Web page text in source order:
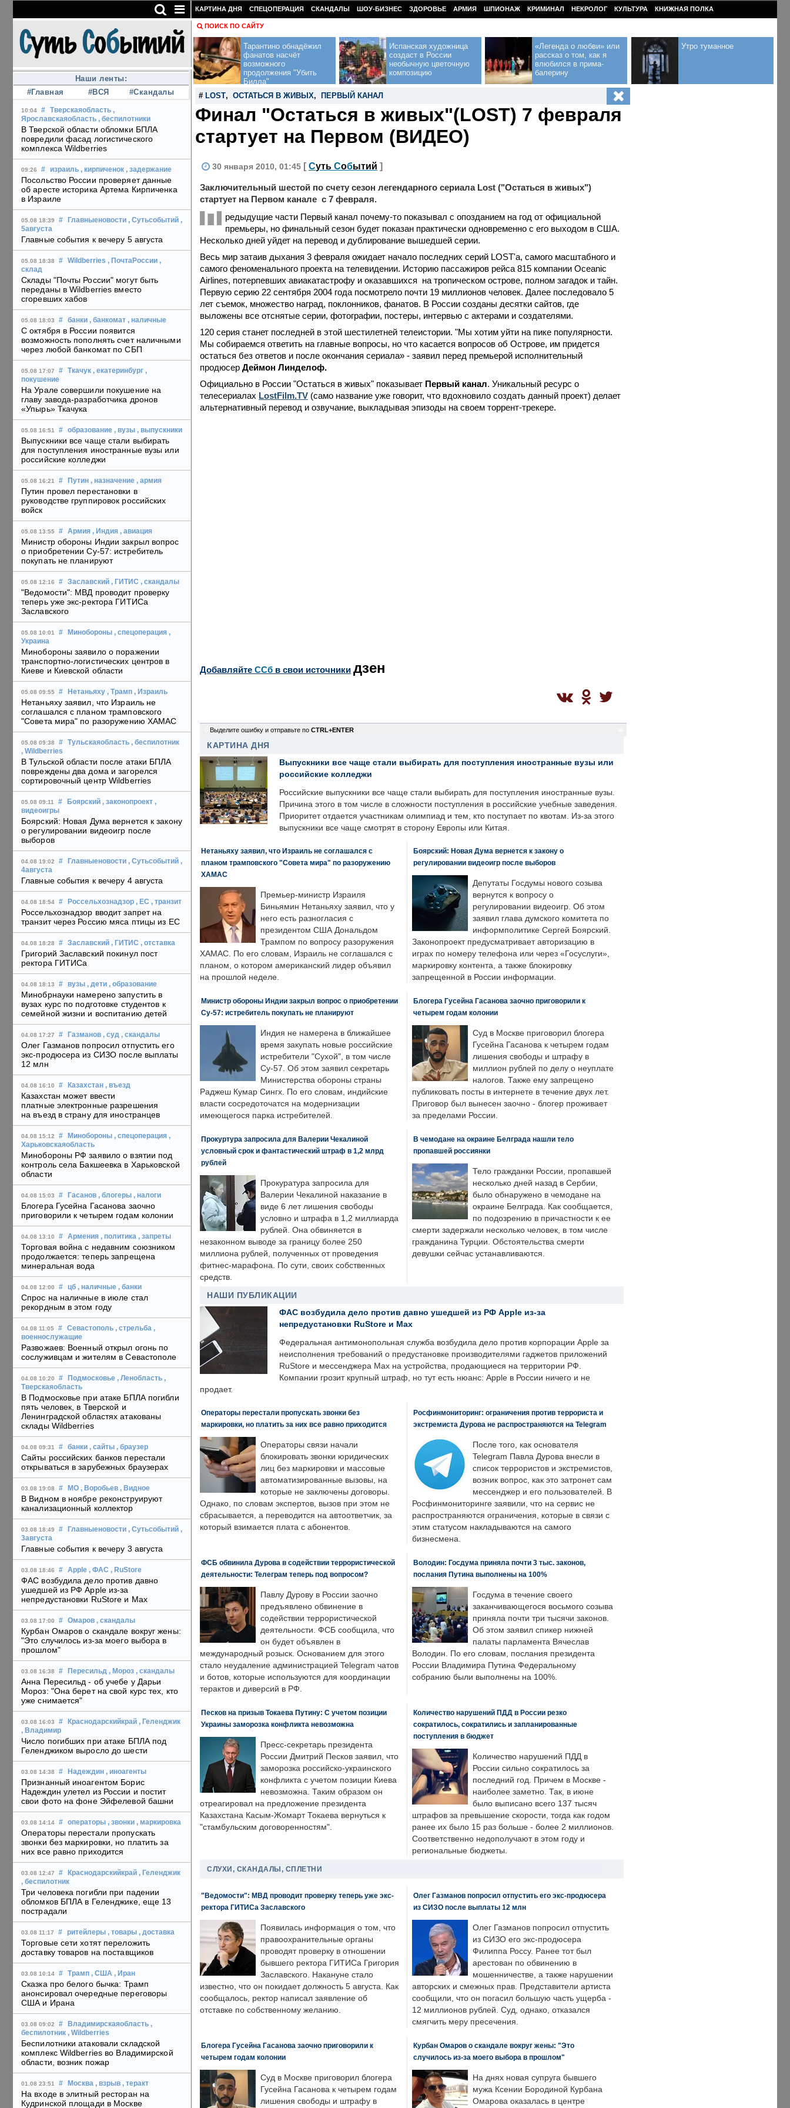
Наши ленты:
#Главная
#ВСЯ #Скандалы
10:04 # Тверскаяобласть ,
Ярославскаяобласть , беспилотники
В Тверской области обломки БПЛА
повредили фасад логистического
комплекса Wildberries
09:26 # израиль , кирпиченок , задержание
Посольство России проверяет данные
об аресте историка Артема Кирпиченка
в Израиле
05.08 18:39 # Главныеновости , Сутьсобытий ,
5августа
Главные события к вечеру 5 августа
05.08 18:38 # Wildberries , ПочтаРоссии ,
склад
Склады "Почты России" могут быть
переданы в Wildberries вместо
сгоревших хабов
05.08 18:03 # банки , банкомат , наличные
С октября в России появится
возможность пополнять счет наличными
через любой банкомат по СБП
05.08 17:07 # Ткачук , екатеринбург ,
покушение
На Урале совершили покушение на
главу завода-разработчика дронов
«Упырь» Ткачука
05.08 16:51 # образование , вузы , выпускники
Выпускники все чаще стали выбирать
для поступления иностранные вузы или
российские колледжи
05.08 16:21 # Путин , назначение , армия
Путин провел перестановки в
руководстве группировок российских
войск
05.08 13:55 # Армия , Индия , авиация
Министр обороны Индии закрыл вопрос
о приобретении Су-57: истребитель
покупать не планируют
05.08 12:16 # Заславский , ГИТИС , скандалы
"Ведомости": МВД проводит проверку
теперь уже экс-ректора ГИТИСа
Заславского
05.08 10:01 # Минобороны , спецоперация ,
Украина
Минобороны заявило о поражении
транспортно-логистических центров в
Киеве и Киевской области
05.08 09:55 # Нетаньяху , Трамп , Израиль
Нетаньяху заявил, что Израиль не
соглашался с планом трамповского
"Совета мира" по разоружению ХАМАС
05.08 09:38 # Тульскаяобласть , беспилотник
, Wildberries
В Тульской области после атаки БПЛА
повреждены два дома и загорелся
сортировочный центр Wildberries
05.08 09:11 # Боярский , законопроект ,
видеоигры
Боярский: Новая Дума вернется к закону
о регулировании видеоигр после
выборов
04.08 19:02 # Главныеновости , Сутьсобытий ,
4августа
Главные события к вечеру 4 августа
04.08 18:54 # Россельхознадзор , ЕС , транзит
Россельхознадзор вводит запрет на
транзит через Россию мяса птицы из ЕС
04.08 18:28 # Заславский , ГИТИС , отставка
Григорий Заславский покинул пост
ректора ГИТИСа
04.08 18:13 # вузы , дети , образование
Минобрнауки намерено запустить в
вузах курс по подготовке студентов к
семейной жизни и воспитанию детей
04.08 17:27 # Газманов , суд , скандалы
Олег Газманов попросил отпустить его
экс-продюсера из СИЗО после выплаты
12 млн
04.08 16:10 # Казахстан , въезд
Казахстан может ввести
платные электронные разрешения
на въезд в страну для иностранцев
04.08 15:12 # Минобороны , спецоперация ,
Харьковскаяобласть
Минобороны РФ заявило о взятии под
контроль села Бакшеевка в Харьковской
области
04.08 15:03 # Гасанов , блогеры , налоги
Блогера Гусейна Гасанова заочно
приговорили к четырем годам колонии
04.08 13:10 # Армения , политика , запреты
Торговая война с недавним союзником
продолжается: теперь запрещена
минеральная вода
04.08 12:00 # цб , наличные , банки
Спрос на наличные в июле стал
рекордным в этом году
04.08 11:05 # Севастополь , стрельба ,
военнослужащие
Развожаев: Военный открыл огонь по
сослуживцам и жителям в Севастополе
04.08 10:20 # Подмосковье , Ленобласть ,
Тверскаяобласть
В Подмосковье при атаке БПЛА погибли
пять человек, в Тверской и
Ленинградской областях атакованы
склады Wildberries
04.08 09:31 # банки , сайты , браузер
Сайты российских банков перестали
открываться в зарубежных браузерах
03.08 19:08 # МО , Воробьев , Видное
В Видном в ноябре реконструируют
канализационный коллектор
03.08 18:49 # Главныеновости , Сутьсобытий ,
3августа
Главные события к вечеру 3 августа
03.08 18:46 # Apple , ФАС , RuStore
ФАС возбудила дело против давно
ушедшей из РФ Apple из-за
непредустановки RuStore и Max
03.08 17:00 # Омаров , скандалы
Курбан Омаров о скандале вокруг жены:
"Это случилось из-за моего выбора в
прошлом"
03.08 16:38 # Пересильд , Мороз , скандалы
Анна Пересильд - об учебе у Дарьи
Мороз: "Она берет на свой курс тех, кто
уже снимается"
03.08 16:03 # Краснодарскийкрай , Геленджик
, Владимир
Число погибших при атаке БПЛА под
Геленджиком выросло до шести
03.08 14:38 # Надеждин , иноагенты
Признанный иноагентом Борис
Надеждин улетел из России и постит
свои фото на фоне Эйфелевой башни
03.08 14:14 # операторы , звонки , маркировка
Операторы перестали пропускать
звонки без маркировки, но платить за
них все равно приходится
03.08 12:47 # Краснодарскийкрай , Геленджик
, беспилотник
Три человека погибли при падении
обломков БПЛА в Геленджике, еще 13
пострадали
03.08 11:17 # ритейлеры , товары , доставка
Торговые сети хотят переложить
доставку товаров на поставщиков
03.08 10:14 # Трамп , США , Иран
Сказка про белого бычка: Трамп
анонсировал очередные переговоры
США и Ирана
03.08 09:02 # Владимирскаяобласть ,
беспилотник , Wildberries
Беспилотники атаковали складской
комплекс Wildberries во Владимирской
области, возник пожар
01.08 23:51 # Москва , взрыв , теракт
На входе в элитный ресторан на
Кудринской площади в Москве
КАРТИНА ДНЯ СПЕЦОПЕРАЦИЯ СКАНДАЛЫ ШОУ-БИЗНЕС ЗДОРОВЬЕ АРМИЯ ШПИОНАЖ КРИМИНАЛ НЕКРОЛОГ КУЛЬТУРА КНИЖНАЯ ПОЛКА
ПОИСК ПО САЙТУ
Тарантино обнадёжил
фанатов насчёт
возможного
продолжения "Убить
Билла"
Испанская художница
создаст в России
необычную цветочную
композицию
«Легенда о любви» или
рассказ о том, как я
влюбился в прима-
балерину
Утро туманное
# LOST, ОСТАТЬСЯ В ЖИВЫХ, ПЕРВЫЙ КАНАЛ
Финал "Остаться в живых"(LOST) 7 февраля
стартует на Первом (ВИДЕО)
30 января 2010, 01:45 [ Суть Событий ]
Заключительный шестой по счету сезон легендарного сериала Lost ("Остаться в живых")
стартует на Первом канале с 7 февраля.
П
редыдущие части Первый канал почему-то показывал с опозданием на год от официальной
премьеры, но финальный сезон будет показан практически одновременно с его выходом в США.
Несколько дней уйдет на перевод и дублирование вышедшей серии.
Весь мир затаив дыхания 3 февраля ожидает начало последних серий LOST'а, самого масштабного и
самого феноменального проекта на телевидении. Историю пассажиров рейса 815 компании Oceanic
Airlines, потерпевших авиакатастрофу и оказавшихся на тропическом острове, полном загадок и тайн.
Первую серию 22 сентября 2004 года посмотрело почти 19 миллионов человек. Далее последовало 5
лет съемок, множество наград, поклонников, фанатов. В России созданы десятки сайтов, где
выложены все отснятые серии, фотографии, постеры, интервью с актерами и создателями.
120 серия станет последней в этой шестилетней телеистории. "Мы хотим уйти на пике популярности.
Мы собираемся ответить на главные вопросы, но что касается вопросов об Острове, им придется
остаться без ответов и после окончания сериала» - заявил перед премьерой исполнительный
продюсер Деймон Линделоф.
Официально в России "Остаться в живых" показывает Первый канал. Уникальный ресурс о
телесериалах LostFilm.TV (само название уже говорит, что вдохновило создать данный проект) делает
альтернативный перевод и озвучание, выкладывая эпизоды на своем торрент-трекере.
Добавляйте CСб в свои источники дзен
Выделите ошибку и отправьте по CTRL+ENTER
КАРТИНА ДНЯ
Выпускники все чаще стали выбирать для поступления иностранные вузы или
российские колледжи
Российские выпускники все чаще стали выбирать для поступления иностранные вузы.
Причина этого в том числе в сложности поступления в российские учебные заведения.
Приоритет отдается участникам олимпиад и тем, кто поступает по квотам. Из-за этого
выпускники все чаще смотрят в сторону Европы или Китая.
Нетаньяху заявил, что Израиль не соглашался с
планом трамповского "Совета мира" по разоружению
ХАМАС
Премьер-министр Израиля
Биньямин Нетаньяху заявил, что у
него есть разногласия с
президентом США Дональдом
Трампом по вопросу разоружения
ХАМАС. По его словам, Израиль не соглашался с
планом, о котором американский лидер объявил
на прошлой неделе.
Боярский: Новая Дума вернется к закону о
регулировании видеоигр после выборов
Депутаты Госдумы нового созыва
вернутся к вопросу о
регулировании видеоигр. Об этом
заявил глава думского комитета по
информполитике Сергей Боярский.
Законопроект предусматривает авторизацию в
играх по номеру телефона или через «Госуслуги»,
маркировку контента, а также блокировку
запрещенной в России информации.
Министр обороны Индии закрыл вопрос о приобретении
Су-57: истребитель покупать не планируют
Индия не намерена в ближайшее
время закупать новые российские
истребители "Сухой", в том числе
Су-57. Об этом заявил секретарь
Министерства обороны страны
Раджеш Кумар Сингх. По его словам, индийские
власти сосредоточатся на модернизации
имеющегося парка истребителей.
Блогера Гусейна Гасанова заочно приговорили к
четырем годам колонии
Суд в Москве приговорил блогера
Гусейна Гасанова к четырем годам
лишения свободы и штрафу в
миллион рублей по делу о неуплате
налогов. Также ему запрещено
публиковать посты в интернете в течение двух лет.
Приговор был вынесен заочно - блогер проживает
за пределами России.
Прокуртура запросила для Валерии Чекалиной
условный срок и фантастический штраф в 1,2 млрд
рублей
Прокуратура запросила для
Валерии Чекалиной наказание в
виде 6 лет лишения свободы
условно и штрафа в 1,2 миллиарда
рублей. Она обвиняется в
незаконном выводе за границу более 250
миллиона рублей, полученных от проведения
фитнес-марафона. По сути, своих собственных
средств.
В чемодане на окраине Белграда нашли тело
пропавшей россиянки
Тело гражданки России, пропавшей
несколько дней назад в Сербии,
было обнаружено в чемодане на
окраине Белграда. Как сообщается,
по подозрению в причастности к ее
смерти задержали несколько человек, в том числе
гражданина Турции. Обстоятельства смерти
девушки сейчас устанавливаются.
НАШИ ПУБЛИКАЦИИ
ФАС возбудила дело против давно ушедшей из РФ Apple из-за
непредустановки RuStore и Max
Федеральная антимонопольная служба возбудила дело против корпорации Apple за
неисполнения требований о предустановке производителями гаджетов приложений
RuStore и мессенджера Max на устройства, продающиеся на территории РФ.
Компании грозит крупный штраф, но тут есть нюанс: Apple в России ничего и не
продает.
Операторы перестали пропускать звонки без
маркировки, но платить за них все равно приходится
Операторы связи начали
блокировать звонки юридических
лиц без маркировки и массовые
автоматизированные вызовы, на
которые не заключены договоры.
Однако, по словам экспертов, вызов при этом не
сбрасывается, а переводится на автоответчик, за
который взимается плата с абонентов.
Росфинмониторинг: ограничения против террориста и
экстремиста Дурова не распространяются на Telegram
После того, как основателя
Telegram Павла Дурова внесли в
список террористов и экстремистов,
возник вопрос, как это затронет сам
мессенджер и его пользователей. В
Росфинмониторинге заявили, что на сервис не
распространяются ограничения, которые в связи с
этим статусом накладываются на самого
бизнесмена.
ФСБ обвинила Дурова в содействии террористической
деятельности: Телеграм теперь под вопросом?
Павлу Дурову в России заочно
предъявлено обвинение в
содействии террористической
деятельности. ФСБ сообщила, что
он будет объявлен в
международный розыск. Основанием для этого
стало неудаление администрацией Telegram чатов
и ботов, которые используются для координации
терактов и диверсий в РФ.
Володин: Госдума приняла почти 3 тыс. законов,
послания Путина выполнены на 100%
Госдума в течение своего
заканчивающегося восьмого созыва
приняла почти три тысячи законов.
Об этом заявил спикер нижней
палаты парламента Вячеслав
Володин. По его словам, послания президента
России Владимира Путина Федеральному
собранию были выполнены на 100%.
Песков на призыв Токаева Путину: С учетом позиции
Украины заморозка конфликта невозможна
Пресс-секретарь президента
России Дмитрий Песков заявил, что
заморозка российско-украинского
конфликта с учетом позиции Киева
невозможна. Таким образом он
отреагировал на предложение президента
Казахстана Касым-Жомарт Токаева вернуться к
"стамбульским договоренностям".
Количество нарушений ПДД в России резко
сократилось, сократились и запланированные
поступления в бюджет
Количество нарушений ПДД в
России сильно сократилось за
последний год. Причем в Москве -
наиболее заметно. Так, в июне
было выписано всего 137 тысяч
штрафов за превышение скорости, тогда как годом
ранее их было 15 раз больше - более 2 миллионов.
Соответственно недополучают в этом году и
региональные бюджеты.
СЛУХИ, СКАНДАЛЫ, СПЛЕТНИ
"Ведомости": МВД проводит проверку теперь уже экс-
ректора ГИТИСа Заславского
Появилась информация о том, что
правоохранительные органы
проводят проверку в отношении
бывшего ректора ГИТИСа Григория
Заславского. Накануне стало
известно, что он покидает должность 5 августа. Как
сообщалось, ректор написал заявление об
отставке по собственному желанию.
Олег Газманов попросил отпустить его экс-продюсера
из СИЗО после выплаты 12 млн
Олег Газманов попросил отпустить
из СИЗО его экс-продюсера
Филиппа Россу. Ранее тот был
арестован по обвинению в
мошенничестве, а также нарушении
авторских и смежных прав. Представители артиста
сообщили, что он погасил большую часть ущерба -
12 миллионов рублей. Суд, однако, отказался
смягчить меру пресечения.
Блогера Гусейна Гасанова заочно приговорили к
четырем годам колонии
Суд в Москве приговорил блогера
Гусейна Гасанова к четырем годам
лишения свободы и штрафу в
Курбан Омаров о скандале вокруг жены: "Это
случилось из-за моего выбора в прошлом"
На днях новая супруга бывшего
мужа Ксении Бородиной Курбана
Омарова оказалась в центре